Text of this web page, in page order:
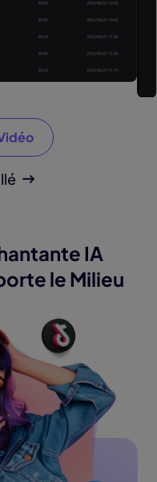
IA
le Milieu